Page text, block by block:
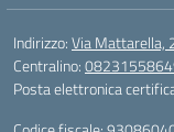
Indirizzo:Via Mattarella,
Centralino:
Posta elettronica